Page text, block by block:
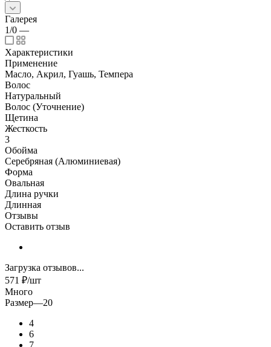
Галерея
1/0 —
Характеристики
Применение
Масло, Акрил, Гуашь, Темпера
Волос
Натуральный
Волос (Уточнение)
Щетина
Жесткость
3
Обойма
Серебряная (Алюминиевая)
Форма
Овальная
Длина ручки
Длинная
Отзывы
Оставить отзыв
Загрузка отзывов...
571 ₽/шт
Много
Размер—20
4
6
7